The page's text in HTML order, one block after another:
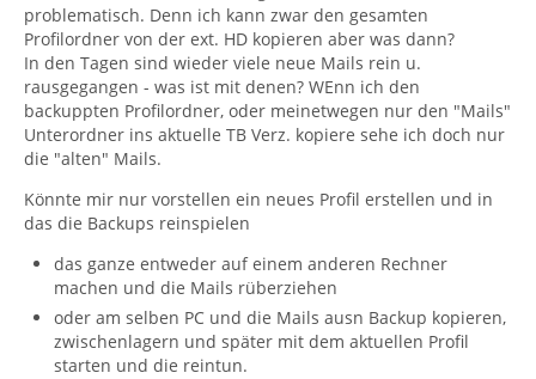
problematisch. Denn ich kann zwar den gesamten
Profilordner von der ext. HD kopieren aber was dann?
In den Tagen sind wieder viele neue Mails rein u.
rausgegangen - was ist mit denen? WEnn ich den
backuppten Profilordner, oder meinetwegen nur den "Mails"
Unterordner ins aktuelle TB Verz. kopiere sehe ich doch nur
die "alten" Mails.
Könnte mir nur vorstellen ein neues Profil erstellen und in
das die Backups reinspielen
das ganze entweder auf einem anderen Rechner
machen und die Mails rüberziehen
oder am selben PC und die Mails ausn Backup kopieren,
zwischenlagern und später mit dem aktuellen Profil
starten und die reintun.